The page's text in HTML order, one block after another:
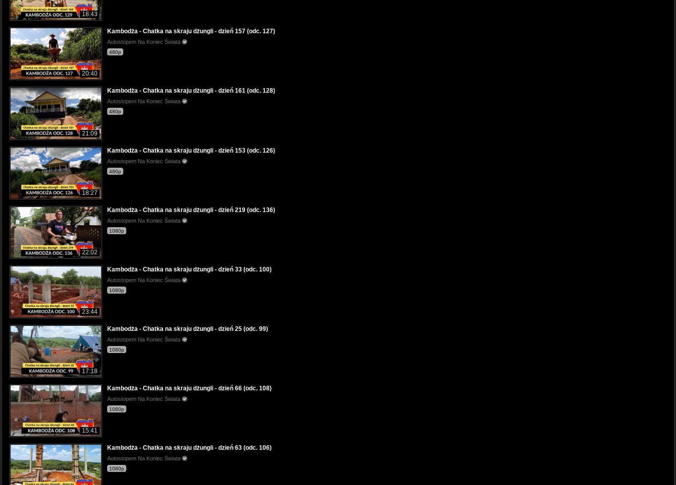
18:43
20:40
Kambodża - Chatka na skraju dżungli - dzień 157 (odc. 127)
Autostopem Na Koniec Świata
480p
21:09
Kambodża - Chatka na skraju dżungli - dzień 161 (odc. 128)
Autostopem Na Koniec Świata
480p
18:27
Kambodża - Chatka na skraju dżungli - dzień 153 (odc. 126)
Autostopem Na Koniec Świata
480p
22:02
Kambodża - Chatka na skraju dżungli - dzień 219 (odc. 136)
Autostopem Na Koniec Świata
1080p
23:44
Kambodża - Chatka na skraju dżungli - dzień 33 (odc. 100)
Autostopem Na Koniec Świata
1080p
17:18
Kambodża - Chatka na skraju dżungli - dzień 25 (odc. 99)
Autostopem Na Koniec Świata
1080p
15:41
Kambodża - Chatka na skraju dżungli - dzień 66 (odc. 108)
Autostopem Na Koniec Świata
1080p
Kambodża - Chatka na skraju dżungli - dzień 63 (odc. 106)
Autostopem Na Koniec Świata
1080p